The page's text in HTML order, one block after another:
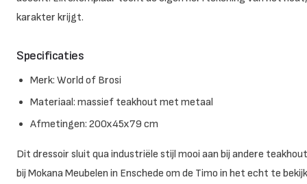
karakter krijgt.
Specificaties
Merk: World of Brosi
Materiaal: massief teakhout met metaal
Afmetingen: 200x45x79 cm
Dit dressoir sluit qua industriële stijl mooi aan bij andere
bij Mokana Meubelen in Enschede om de Timo in het echt te